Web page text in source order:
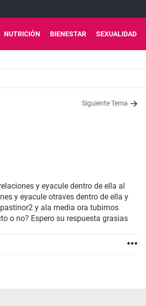
NUTRICIÓN BIENESTAR SEXUALIDAD
Siguiente Tema
y eyacule dentro de ella al
y eyacule otraves dentro de ella y
y ala media ora tubimos
o no? Espero su respuesta grasias